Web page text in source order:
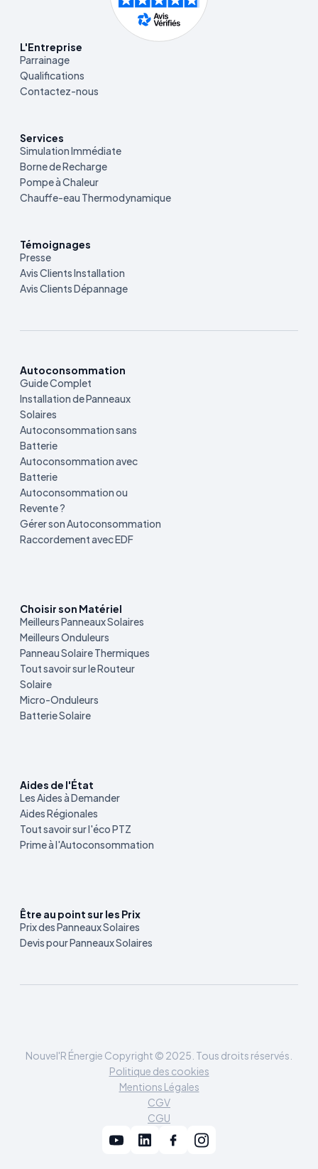
L'Entreprise
Parrainage
Qualifications
Contactez-nous
Services
Simulation Immédiate
Borne de Recharge
Pompe à Chaleur
Chauffe-eau Thermodynamique
Témoignages
Presse
Avis Clients Installation
Avis Clients Dépannage
Autoconsommation
Guide Complet
Installation de Panneaux
Solaires
Autoconsommation sans
Batterie
Autoconsommation avec
Batterie
Autoconsommation ou
Revente ?
Gérer son Autoconsommation
Raccordement avec EDF
Choisir son Matériel
Meilleurs Panneaux Solaires
Meilleurs Onduleurs
Panneau Solaire Thermiques
Tout savoir sur le Routeur
Solaire
Micro-Onduleurs
Batterie Solaire
Aides de l'État
Les Aides à Demander
Aides Régionales
Tout savoir sur l'éco PTZ
Prime à l'Autoconsommation
Être au point sur les Prix
Prix des Panneaux Solaires
Devis pour Panneaux Solaires
Nouvel'R Énergie Copyright © 2025. Tous droits réservés.
Politique des cookies
Mentions Légales
CGV
CGU